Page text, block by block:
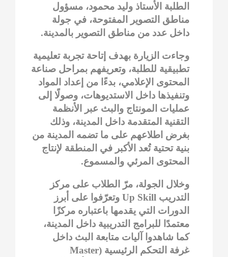
الطلبة الأستاذ وليد محمود، مسؤول
مناطق التصوير المفتوحة، في جولة
داخل عدد من مناطق التصوير بالمدينة.
وجاءت الزيارة بهدف إتاحة تجربة تعليمية
تطبيقية للطلبة، وتعريفهم بمراحل صناعة
المحتوى الإعلامي، بدءًا من إعداد المواد
وتنفيذها داخل الاستديوهات، وصولًا إلى
عمليات المونتاج والبث عبر الأنظمة
التقنية المتقدمة داخل المدينة، وذلك
بغرض اطلاعهم على ما تضمه المدينة من
بنية تحتية تُعد الأكبر في المنطقة لإنتاج
المحتوى المرئي والمسموع.
وخلال الجولة، مرّ الطلاب على مركز
التدريب Up Skill وتعرّفوا على أبرز
الدورات التي يقدمها باعتباره مركزًا
معتمدًا للبرامج التدريبية داخل المدينة،
كما شاهدوا آليات متابعة البث داخل
غرفة التحكم الرئيسية (Master